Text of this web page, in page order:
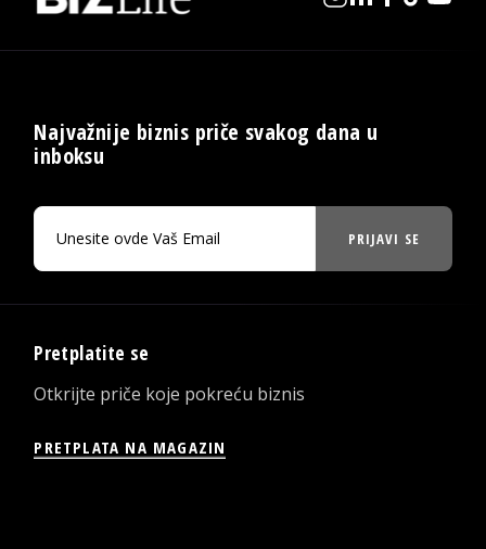
Najvažnije biznis priče svakog dana u
inboksu
PRIJAVI SE
Pretplatite se
Otkrijte priče koje pokreću biznis
PRETPLATA NA MAGAZIN